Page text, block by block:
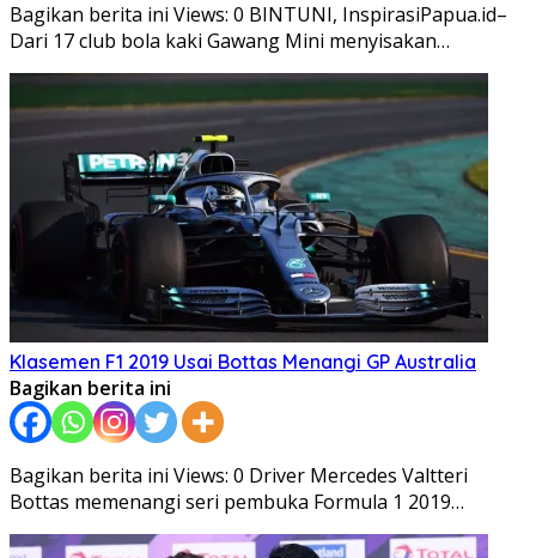
Bagikan berita ini Views: 0 BINTUNI, InspirasiPapua.id–
Dari 17 club bola kaki Gawang Mini menyisakan…
Klasemen F1 2019 Usai Bottas Menangi GP Australia
Bagikan berita ini
Bagikan berita ini Views: 0 Driver Mercedes Valtteri
Bottas memenangi seri pembuka Formula 1 2019…